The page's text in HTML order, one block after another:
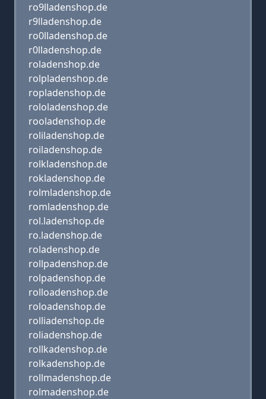
ro9lladenshop.de
r9lladenshop.de
ro0lladenshop.de
r0lladenshop.de
roladenshop.de
rolpladenshop.de
ropladenshop.de
rololadenshop.de
rooladenshop.de
roliladenshop.de
roiladenshop.de
rolkladenshop.de
rokladenshop.de
rolmladenshop.de
romladenshop.de
rol.ladenshop.de
ro.ladenshop.de
roladenshop.de
rollpadenshop.de
rolpadenshop.de
rolloadenshop.de
roloadenshop.de
rolliadenshop.de
roliadenshop.de
rollkadenshop.de
rolkadenshop.de
rollmadenshop.de
rolmadenshop.de